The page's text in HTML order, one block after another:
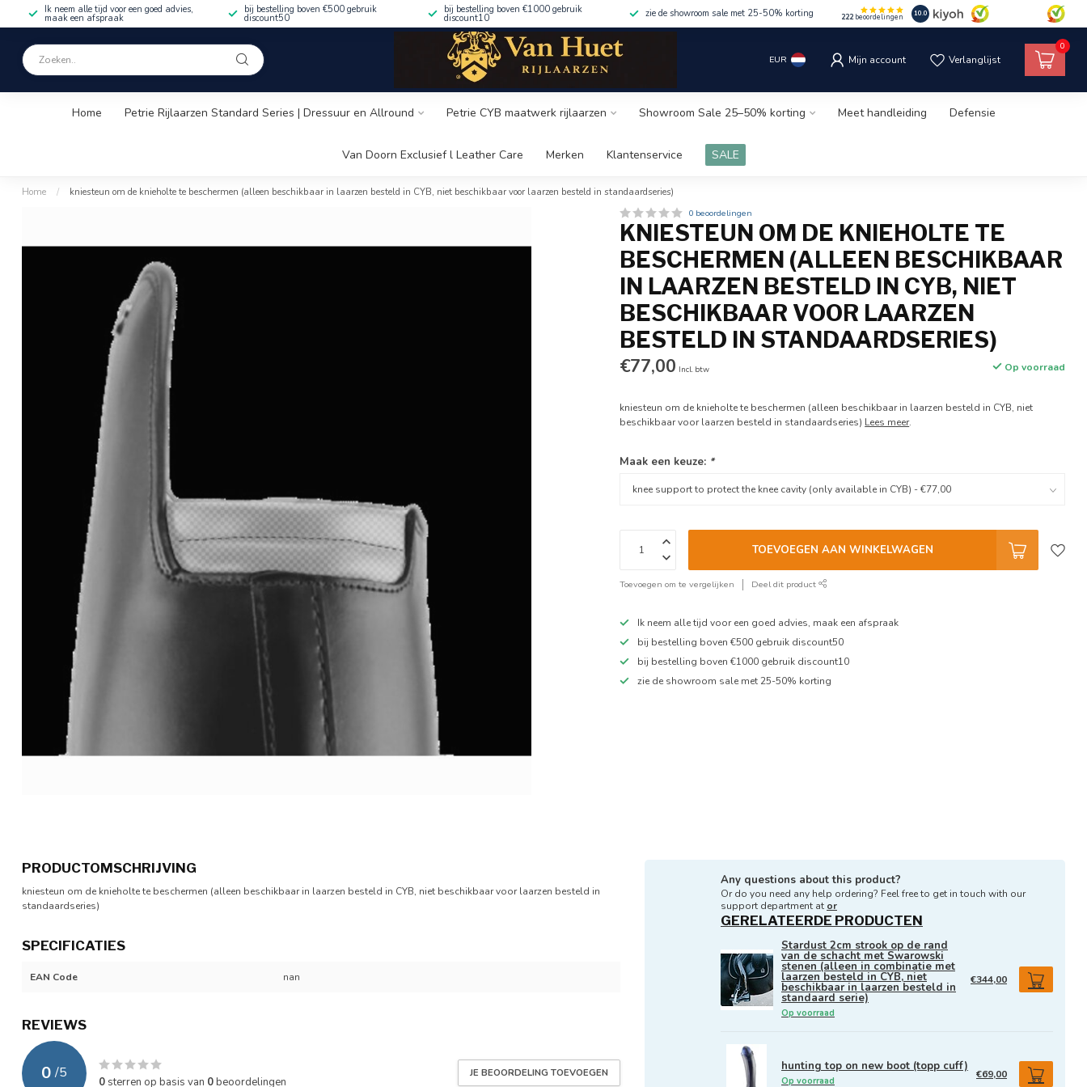
Ik neem alle tijd voor een goed advies,
maak een afspraak
bij bestelling boven €500 gebruik
discount50
bij bestelling boven €1000 gebruik
discount10 zie de showroom sale met 25-50% korting 222beoordelingen 10.0
EUR Mijn account Verlanglijst
0
Home Petrie Rijlaarzen Standard Series | Dressuur en Allround Petrie CYB maatwerk rijlaarzen Showroom Sale 25–50% korting Meet handleiding Defensie
Van Doorn Exclusief l Leather Care Merken Klantenservice SALE
Home / kniesteun om de knieholte te beschermen (alleen beschikbaar in laarzen besteld in CYB, niet beschikbaar voor laarzen besteld in standaardseries)
0 beoordelingen
KNIESTEUN OM DE KNIEHOLTE TE
BESCHERMEN (ALLEEN BESCHIKBAAR
IN LAARZEN BESTELD IN CYB, NIET
BESCHIKBAAR VOOR LAARZEN
BESTELD IN STANDAARDSERIES)
€77,00 Incl. btw Op voorraad
kniesteun om de knieholte te beschermen (alleen beschikbaar in laarzen besteld in CYB, niet
beschikbaar voor laarzen besteld in standaardseries) Lees meer.
Maak een keuze: *
TOEVOEGEN AAN WINKELWAGEN
Toevoegen om te vergelijken Deel dit product
Ik neem alle tijd voor een goed advies, maak een afspraak
bij bestelling boven €500 gebruik discount50
bij bestelling boven €1000 gebruik discount10
zie de showroom sale met 25-50% korting
PRODUCTOMSCHRIJVING
kniesteun om de knieholte te beschermen (alleen beschikbaar in laarzen besteld in CYB, niet beschikbaar voor laarzen besteld in
standaardseries)
SPECIFICATIES
EAN Code nan
REVIEWS
0 /5
0 sterren op basis van 0beoordelingen
JE BEOORDELING TOEVOEGEN
Any questions about this product?
Or do you need any help ordering? Feel free to get in touch with our
support department at or
GERELATEERDE PRODUCTEN
Stardust 2cm strook op de rand
van de schacht met Swarowski
stenen (alleen in combinatie met
laarzen besteld in CYB, niet
beschikbaar in laarzen besteld in
standaard serie)
Op voorraad
€344,00
hunting top on new boot (topp cuff)
Op voorraad
€69,00